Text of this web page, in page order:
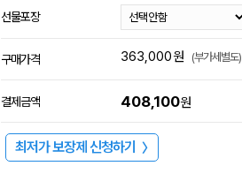
선물포장
구매가격 363,000원 (부가세별도)
결제금액 408,100원
최저가 보장제 신청하기 〉